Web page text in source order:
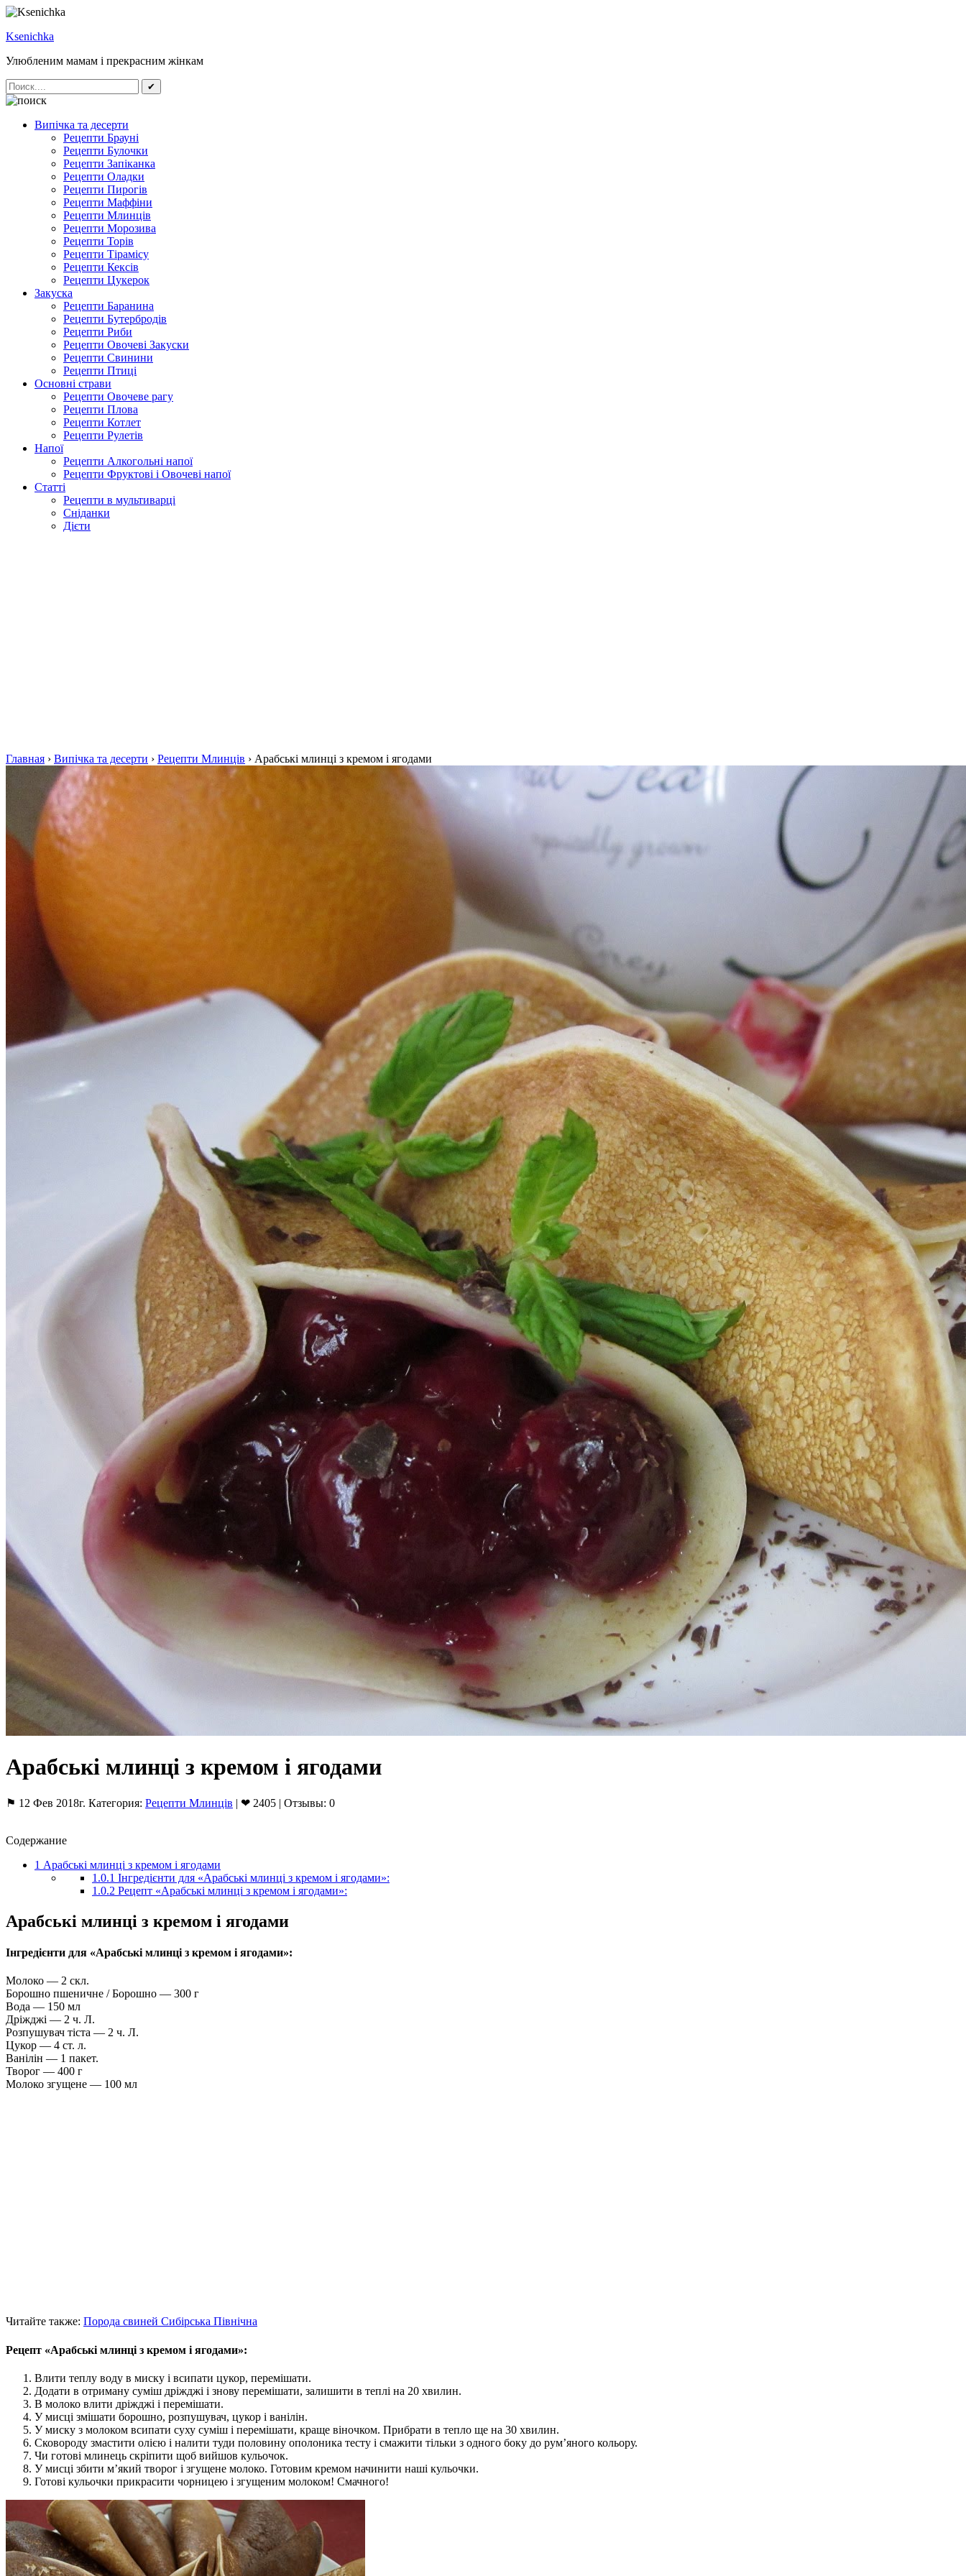
Ksenichka
Улюбленим мамам і прекрасним жінкам
✔
Випічка та десерти
Рецепти Брауні
Рецепти Булочки
Рецепти Запіканка
Рецепти Оладки
Рецепти Пирогів
Рецепти Маффіни
Рецепти Млинців
Рецепти Морозива
Рецепти Торів
Рецепти Тірамісу
Рецепти Кексів
Рецепти Цукерок
Закуска
Рецепти Баранина
Рецепти Бутербродів
Рецепти Риби
Рецепти Овочеві Закуски
Рецепти Свинини
Рецепти Птиці
Основні страви
Рецепти Овочеве рагу
Рецепти Плова
Рецепти Котлет
Рецепти Рулетів
Напої
Рецепти Алкогольні напої
Рецепти Фруктові і Овочеві напої
Статті
Рецепти в мультиварці
Сніданки
Дієти
Главная › Випічка та десерти › Рецепти Млинців › Арабські млинці з кремом і ягодами
Арабські млинці з кремом і ягодами
⚑ 12 Фев 2018г. Категория: Рецепти Млинців | ❤ 2405 | Отзывы: 0
Содержание
1 Арабські млинці з кремом і ягодами
1.0.1 Інгредієнти для «Арабські млинці з кремом і ягодами»:
1.0.2 Рецепт «Арабські млинці з кремом і ягодами»:
Арабські млинці з кремом і ягодами
Інгредієнти для «Арабські млинці з кремом і ягодами»:
Молоко — 2 скл.
Борошно пшеничне / Борошно — 300 г
Вода — 150 мл
Дріжджі — 2 ч. Л.
Розпушувач тіста — 2 ч. Л.
Цукор — 4 ст. л.
Ванілін — 1 пакет.
Творог — 400 г
Молоко згущене — 100 мл
Читайте также: Порода свиней Сибірська Північна
Рецепт «Арабські млинці з кремом і ягодами»:
Влити теплу воду в миску і всипати цукор, перемішати.
Додати в отриману суміш дріжджі і знову перемішати, залишити в теплі на 20 хвилин.
В молоко влити дріжджі і перемішати.
У мисці змішати борошно, розпушувач, цукор і ванілін.
У миску з молоком всипати суху суміш і перемішати, краще віночком. Прибрати в тепло ще на 30 хвилин.
Сковороду змастити олією і налити туди половину ополоника тесту і смажити тільки з одного боку до рум’яного кольору.
Чи готові млинець скріпити щоб вийшов кульочок.
У мисці збити м’який творог і згущене молоко. Готовим кремом начинити наші кульочки.
Готові кульочки прикрасити чорницею і згущеним молоком! Смачного!